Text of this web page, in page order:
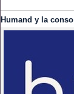
Humand y la